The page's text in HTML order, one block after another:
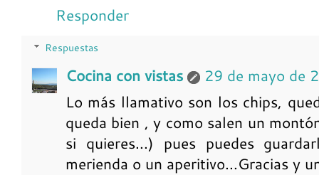
Responder
Respuestas
Cocina con vistas
29 de mayo de
Lo más llamativo son los chips,
queda bien , y como salen un
si quieres...) pues puedes
merienda o un aperitivo...Gracias y